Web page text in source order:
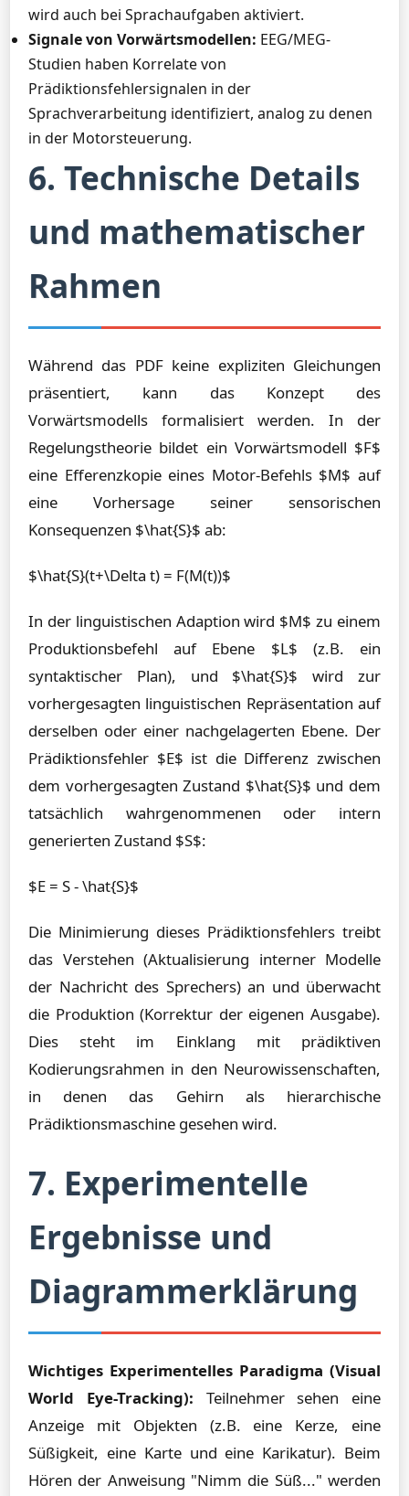
wird auch bei Sprachaufgaben aktiviert.
Signale von Vorwärtsmodellen: EEG/MEG-
Studien haben Korrelate von
Prädiktionsfehlersignalen in der
Sprachverarbeitung identifiziert, analog zu denen
in der Motorsteuerung.
6. Technische Details
und mathematischer
Rahmen
Während das PDF keine expliziten Gleichungen
präsentiert, kann das Konzept des
Vorwärtsmodells formalisiert werden. In der
Regelungstheorie bildet ein Vorwärtsmodell $F$
eine Efferenzkopie eines Motor-Befehls $M$ auf
eine Vorhersage seiner sensorischen
Konsequenzen $\hat{S}$ ab:
$\hat{S}(t+\Delta t) = F(M(t))$
In der linguistischen Adaption wird $M$ zu einem
Produktionsbefehl auf Ebene $L$ (z.B. ein
syntaktischer Plan), und $\hat{S}$ wird zur
vorhergesagten linguistischen Repräsentation auf
derselben oder einer nachgelagerten Ebene. Der
Prädiktionsfehler $E$ ist die Differenz zwischen
dem vorhergesagten Zustand $\hat{S}$ und dem
tatsächlich wahrgenommenen oder intern
generierten Zustand $S$:
$E = S - \hat{S}$
Die Minimierung dieses Prädiktionsfehlers treibt
das Verstehen (Aktualisierung interner Modelle
der Nachricht des Sprechers) an und überwacht
die Produktion (Korrektur der eigenen Ausgabe).
Dies steht im Einklang mit prädiktiven
Kodierungsrahmen in den Neurowissenschaften,
in denen das Gehirn als hierarchische
Prädiktionsmaschine gesehen wird.
7. Experimentelle
Ergebnisse und
Diagrammerklärung
Wichtiges Experimentelles Paradigma (Visual
World Eye-Tracking): Teilnehmer sehen eine
Anzeige mit Objekten (z.B. eine Kerze, eine
Süßigkeit, eine Karte und eine Karikatur). Beim
Hören der Anweisung "Nimm die Süß..." werden